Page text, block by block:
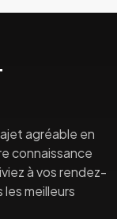
agréable en
connaissance
à vos rendez-
meilleurs